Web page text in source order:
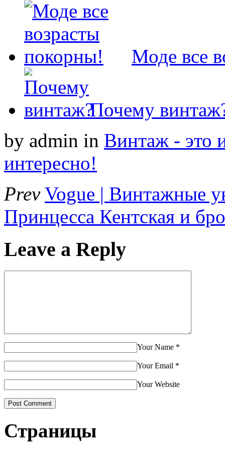
Моде все
Почему
by admin in Винтаж - это
интересно!
Prev Vogue | Винтажные
Принцесса Кентская и
Leave a Reply
Your Name *
Your Email *
Your Website
Страницы